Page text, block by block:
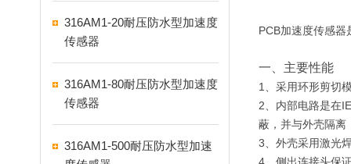
316AM1-20耐压防水型加速度
传感器
316AM1-80耐压防水型加速度
传感器
316AM1-500耐压防水型加速
PCB加速度传感
一、主要性能
1、采用环形剪切
2、内部电路是在
蔽，并与外壳隔离
3、外壳采用激光